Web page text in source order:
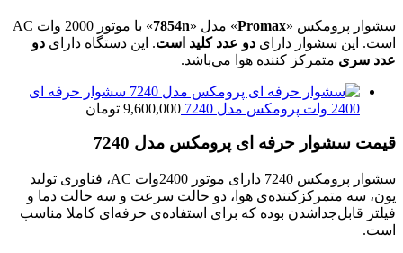
سشوار پرومکس «Promax» مدل «7854n
» با موتور 2000 وات AC
است. این سشوار دارای دو عدد کلید است. این دستگاه دارای دو
عدد سری متمرکز کننده هوا می‌باشد.
سشوار حرفه‌ ای
2400 وات پرومکس مدل 7240
9,600,000 تومان
قیمت سشوار حرفه ای پرومکس مدل 7240
سشوار دارای موتور 2400وات AC، فناوری تولید
یون، سه متمرکزکننده‌ی هوا، دو حالت سرعت و سه حالت دما و
فیلتر قابل‌جداشدن بوده که برای استفاده‌ی حرفه‌ای کاملا مناسب
است.